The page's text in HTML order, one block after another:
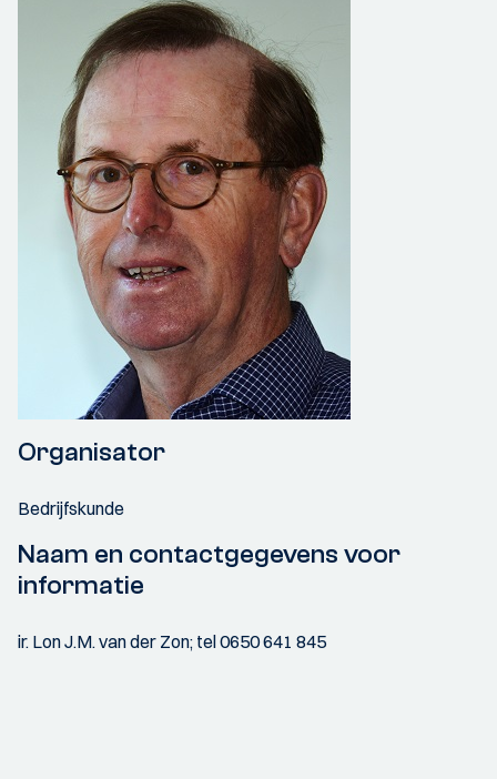
Organisator
Bedrijfskunde
Naam en contactgegevens voor
informatie
ir. Lon J.M. van der Zon; tel 0650 641 845